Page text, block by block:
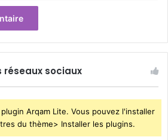
réseaux sociaux
Arqam Lite. Vous pouvez l'installer
du thème> Installer les plugins.